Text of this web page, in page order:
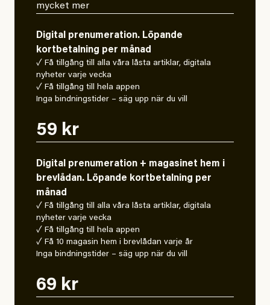
mycket mer
Digital prenumeration. Löpande
kortbetalning per månad
✓ Få tillgång till alla våra låsta artiklar, digitala
nyheter varje vecka
✓ Få tillgång till hela appen
Inga bindningstider – säg upp när du vill
59 kr
Digital prenumeration + magasinet hem i
brevlådan. Löpande kortbetalning per
månad
✓ Få tillgång till alla våra låsta artiklar, digitala
nyheter varje vecka
✓ Få tillgång till hela appen
✓ Få 10 magasin hem i brevlådan varje år
Inga bindningstider – säg upp när du vill
69 kr